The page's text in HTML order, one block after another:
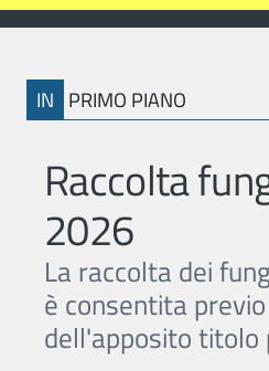
IN PRIMO PIANO
Raccolta
2026
La raccolta dei
è consentita
dell'apposito titolo